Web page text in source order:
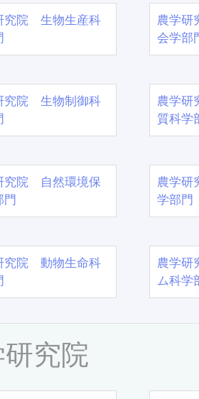
究院 生物生産科
農学
会学部
究院 生物制御科
農学
質科学
究院 自然環境保
門
農学
学部門
究院 動物生命科
農学
ム科学
究院